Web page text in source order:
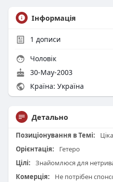
Інформація
1 дописи
Чоловік
30-May-2003
Країна: Україна
Детально
Позиціонування в Темі:
Орієнтація:
Гетеро
Цілі:
Знайомлюся для
Комерція:
Не потрібен